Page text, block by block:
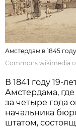
Амстердам в 1845
В 1841 году 19-
Амстердама,
за четыре года
начальника
штатом,